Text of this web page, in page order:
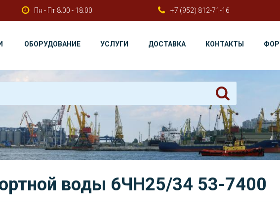
Пн - Пт 8.00 - 18.00 +7 (952) 812-71-16
ОБОРУДОВАНИЕ УСЛУГИ ДОСТАВКА КОНТАКТЫ
воды 6ЧН25/34 53-7400